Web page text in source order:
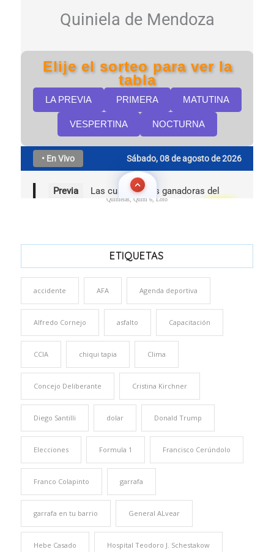
Quinielas, Quini 6, Loto
ETIQUETAS
accidente AFA Agenda deportiva
Alfredo Cornejo asfalto Capacitación
CCIA chiqui tapia Clima
Concejo Deliberante Cristina Kirchner
Diego Santilli dolar Donald Trump
Elecciones Formula 1 Francisco Cerúndolo
Franco Colapinto garrafa
garrafa en tu barrio General ALvear
Hebe Casado Hospital Teodoro J. Schestakow